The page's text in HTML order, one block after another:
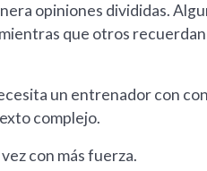
opiniones divididas.
que otros
un entrenador con
complejo.
con más fuerza.